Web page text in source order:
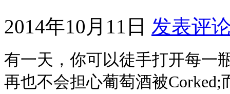
2014年10月11日 发表评
有一天，你可以徒手打开每一
再也不会担心葡萄酒被